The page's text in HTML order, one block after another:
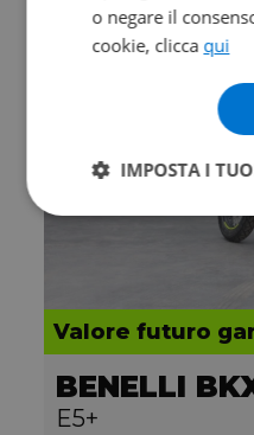
Valore futuro
BENELLI
E5+
o negare il
cookie, clicca qui
IMPOSTA I